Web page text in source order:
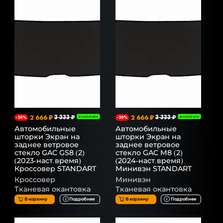
-20% 2 666 ₽ 3 333 ₽ В НАЛИЧИИ
Автомобильные
шторки Экран на
заднее ветровое
стекло GAC GS8 (2)
(2023-наст.время)
Кроссовер STANDART
Кроссовер
Тканевая окантовка
В корзину Подробнее
-20% 2 666 ₽ 3 333 ₽ В НАЛИЧИИ
Автомобильные
шторки Экран на
заднее ветровое
стекло GAC M8 (2)
(2024-наст.время)
Минивэн STANDART
Минивэн
Тканевая окантовка
В корзину Подробнее